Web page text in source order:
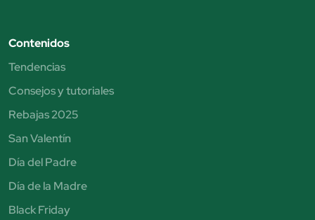
Contenidos
Tendencias
Consejos y tutoriales
Rebajas 2025
San Valentín
Día del Padre
Día de la Madre
Black Friday